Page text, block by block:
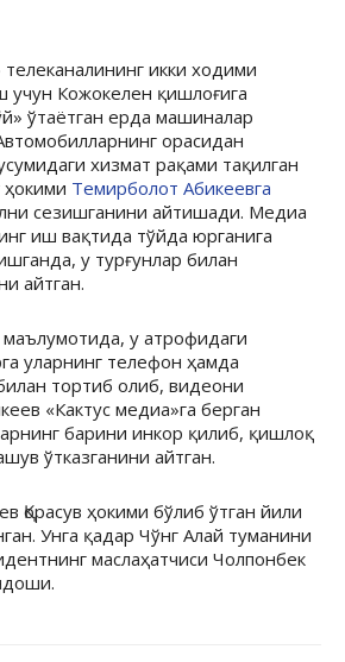
икки ходими
учун Кожокелен қишлоғига
ўтаётган ерда машиналар
орасидан
хизмат рақами тақилган
ҳокими Темирболот Абикеевга
сезишганини айтишади. Медиа
иш вақтида тўйда юрганига
у турғунлар билан
айтган.
у атрофидаги
уларнинг телефон ҳамда
тортиб олиб, видеони
«Кактус медиа»га берган
барини инкор қилиб, қишлоқ
ўтказганини айтган.
Қорасув ҳокими бўлиб ўтган йили
Унга қадар Чўнг Алай туманини
маслаҳатчиси Чолпонбек